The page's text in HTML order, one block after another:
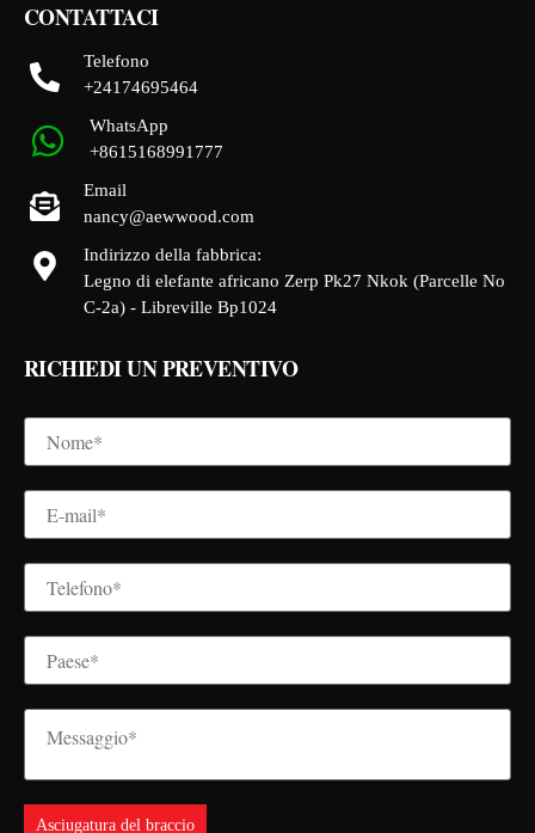
CONTATTACI
Telefono
+24174695464
WhatsApp
+8615168991777
Email
nancy@aewwood.com
Indirizzo della fabbrica:
Legno di elefante africano Zerp Pk27 Nkok (Parcelle No
C-2a) - Libreville Bp1024
RICHIEDI UN PREVENTIVO